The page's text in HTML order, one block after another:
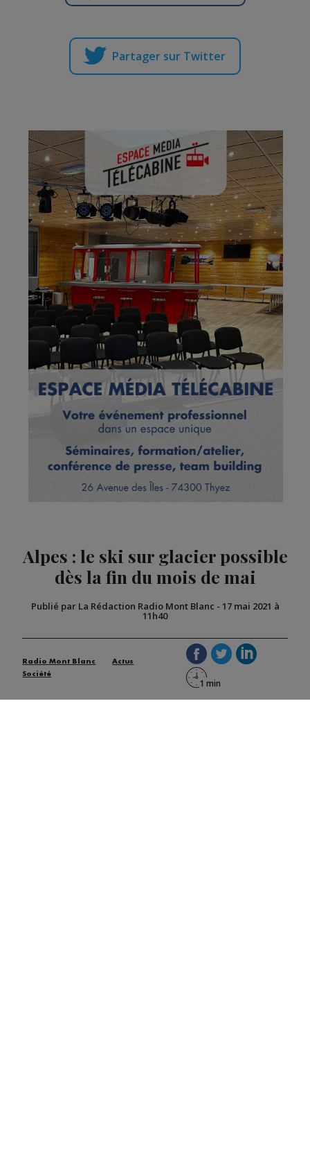
Partager sur Twitter
Alpes : le ski sur glacier possible
dès la fin du mois de mai
Publié par La Rédaction Radio Mont Blanc - 17 mai 2021 à
11h40
Radio Mont Blanc
Actus
Société